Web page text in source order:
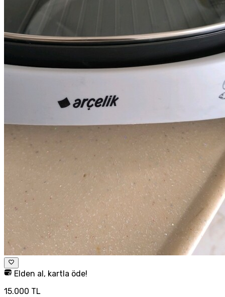
Elden al, kartla öde!
15.000 TL